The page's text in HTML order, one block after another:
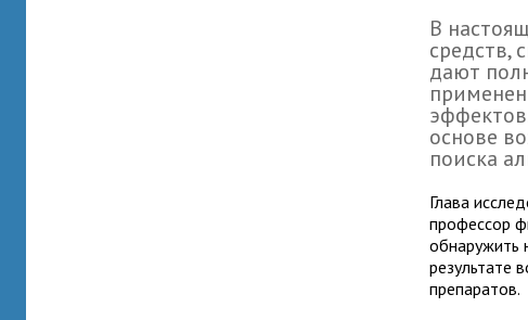
В
средств,
дают
основе
поиска
Глава
профессор
обнаружить
результате
препаратов.